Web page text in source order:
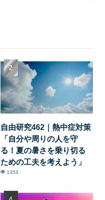
自由研究462｜熱中症対策
「自分や周りの人を守
る！夏の暑さを乗り切る
ための工夫を考えよう」
1353